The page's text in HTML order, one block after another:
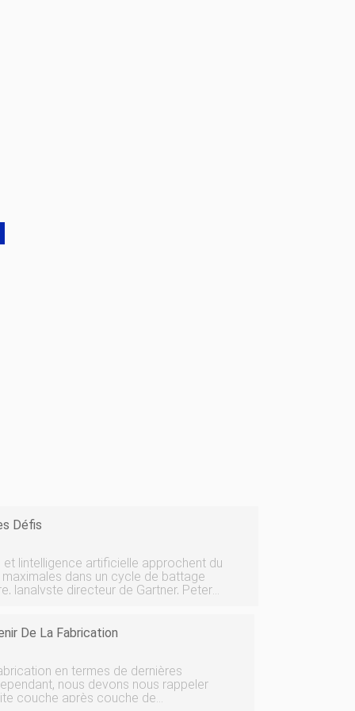
Défis
lintelligence artificielle approchent du
dans un cycle de battage
De La Fabrication
en termes de dernières
nous devons nous rappeler
couche après couche de